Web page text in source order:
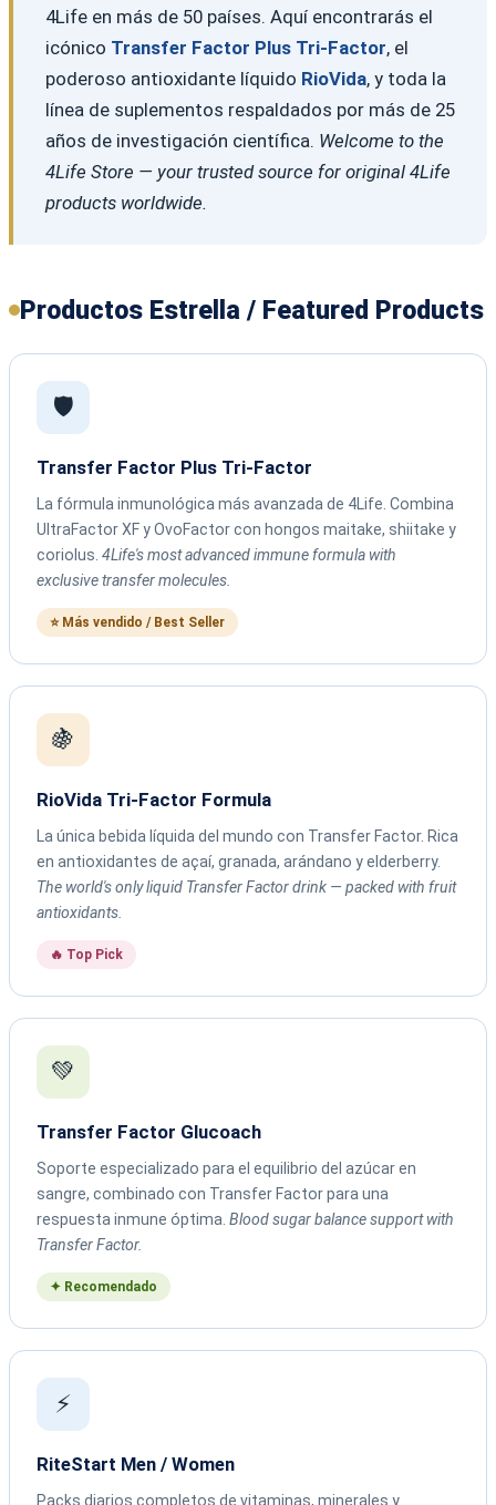
4Life en más de 50 países. Aquí encontrarás el
icónico Transfer Factor Plus Tri-Factor, el
poderoso antioxidante líquido RioVida, y toda la
línea de suplementos respaldados por más de 25
años de investigación científica. Welcome to the
4Life Store — your trusted source for original 4Life
products worldwide.
Productos Estrella / Featured Products
🛡️
Transfer Factor Plus Tri-Factor
La fórmula inmunológica más avanzada de 4Life. Combina
UltraFactor XF y OvoFactor con hongos maitake, shiitake y
coriolus. 4Life's most advanced immune formula with
exclusive transfer molecules.
⭐ Más vendido / Best Seller
🍇
RioVida Tri-Factor Formula
La única bebida líquida del mundo con Transfer Factor. Rica
en antioxidantes de açaí, granada, arándano y elderberry.
The world's only liquid Transfer Factor drink — packed with fruit
antioxidants.
🔥 Top Pick
💚
Transfer Factor Glucoach
Soporte especializado para el equilibrio del azúcar en
sangre, combinado con Transfer Factor para una
respuesta inmune óptima. Blood sugar balance support with
Transfer Factor.
✦ Recomendado
⚡
RiteStart Men / Women
Packs diarios completos de vitaminas, minerales y